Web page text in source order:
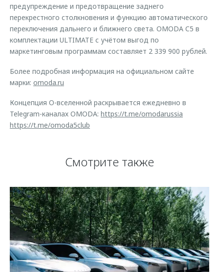
предупреждение и предотвращение заднего
перекрестного столкновения и функцию автоматического
переключения дальнего и ближнего света. OMODA C5 в
комплектации ULTIMATE с учётом выгод по
маркетинговым программам составляет 2 339 900 рублей.
Более подробная информация на официальном сайте
марки: omoda.ru
Концепция O-вселенной раскрывается ежедневно в
Telegram-каналах OMODA: https://t.me/omodarussia
https://t.me/omoda5club
Смотрите также